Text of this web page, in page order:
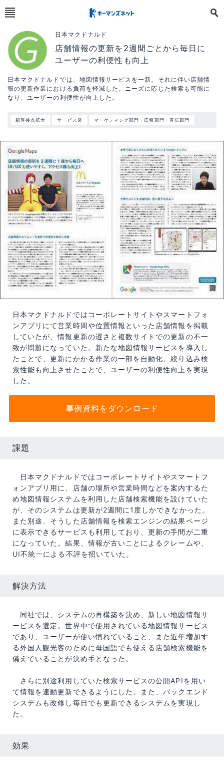
日本マクドナルド
店舗情報の更新を2週間ごとから毎日に
ユーザーの利便性も向上
日本マクドナルドでは、地図情報サービスを一新。それに伴い店舗情
報の更新作業における負荷を軽減した。ニーズに応じた検索も可能に
なり、ユーザーの利便性が向上した。
顧客接点拡大 サービス業 マーケティング部門・広報部門・宣伝部門
日本マクドナルドではコーポレートサイトやスマートフォ
ンアプリにて営業時間や位置情報といった店舗情報を掲載
していたが、情報更新の遅さと複数サイトでの更新の不一
致が問題になっていた。新たな地図情報サービスを導入し
たことで、更新にかかる作業の一部を自動化、絞り込み検
索性能も向上させたことで、ユーザーの利便性向上を実現
した。
事例資料をダウンロード
課題
日本マクドナルドではコーポレートサイトやスマートフ
ォンアプリ用に、店舗の場所や営業時間などを案内するた
め地図情報システムを利用した店舗検索機能を設けていた
が、そのシステムは更新が2週間に1度しかできなかった。
また別途、そうした店舗情報を検索エンジンの結果ページ
に表示できるサービスも利用しており、更新の手間が二重
になっていた。結果、情報が古いことによるクレームや、
UI不統一による不評を招いていた。
解決方法
同社では、システムの再構築を決め、新しい地図情報サ
ービスを選定。世界中で使用されている地図情報サービス
であり、ユーザーが使い慣れていること、また近年増加す
る外国人観光客のために母国語でも使える店舗検索機能を
備えていることが決め手となった。
さらに別途利用していた検索サービスの公開APIを用い
て情報を連動更新できるようにした。また、バックエンド
システムも改修し毎日でも更新できるシステムを実現し
た。
効果